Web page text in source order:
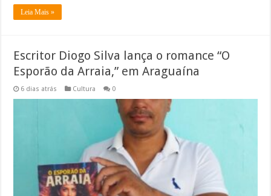
Leia Mais »
Escritor Diogo Silva lança o romance “O
Esporão da Arraia,” em Araguaína
6 dias atrás Cultura 0